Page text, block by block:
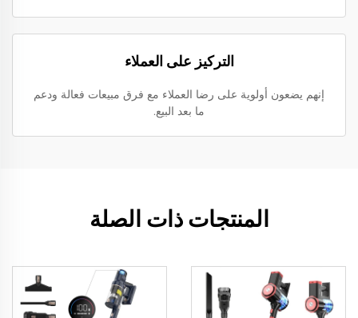
التركيز على العملاء
إنهم يضعون أولوية على رضا العملاء مع فرق مبيعات فعالة ودعم
ما بعد البيع.
المنتجات ذات الصلة